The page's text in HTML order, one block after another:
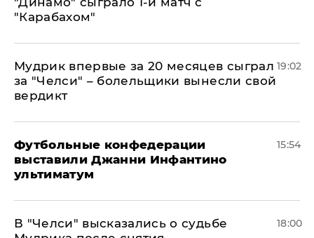
"Карабахом"
Мудрик впервые за 20 месяцев сыграл
за "Челси" – болельщики вынесли свой
вердикт
19:02
Футбольные конфедерации
выставили Джанни Инфантино
ультиматум
15:54
В "Челси" высказались о судьбе
18:00